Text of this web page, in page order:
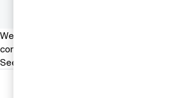
We help you meet tomorrow’s tech demands
compete at a speed that rewrites the rules
See how